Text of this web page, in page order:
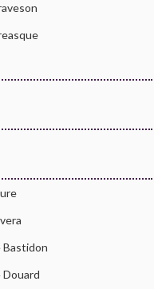
Bastidon
Douard